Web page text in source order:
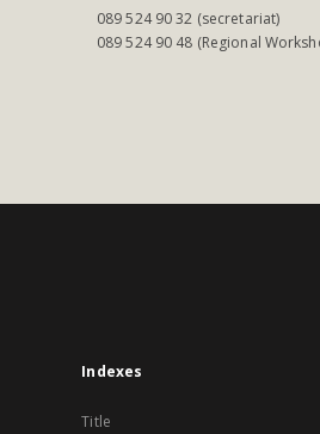
089 524 90 32 (secretariat)
089 524 90 48 (Regional
Indexes
Title